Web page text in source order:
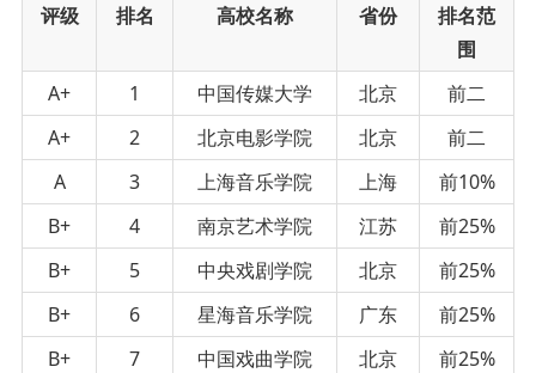
评级
排名 高校名称 省份
排名范
围
A+
1 中国传媒大学 北京
前二
A+
2 北京电影学院 北京
前二
A
3 上海音乐学院 上海
前10%
B+
4 南京艺术学院 江苏
前25%
B+
5 中央戏剧学院 北京
前25%
B+
6 星海音乐学院 广东
前25%
B+
7 中国戏曲学院 北京
前25%